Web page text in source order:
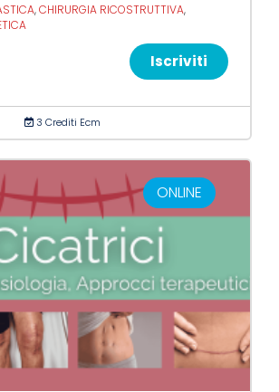
,CHIRURGIA RICOSTRUTTIVA,
Iscriviti
3 Crediti Ecm
ONLINE